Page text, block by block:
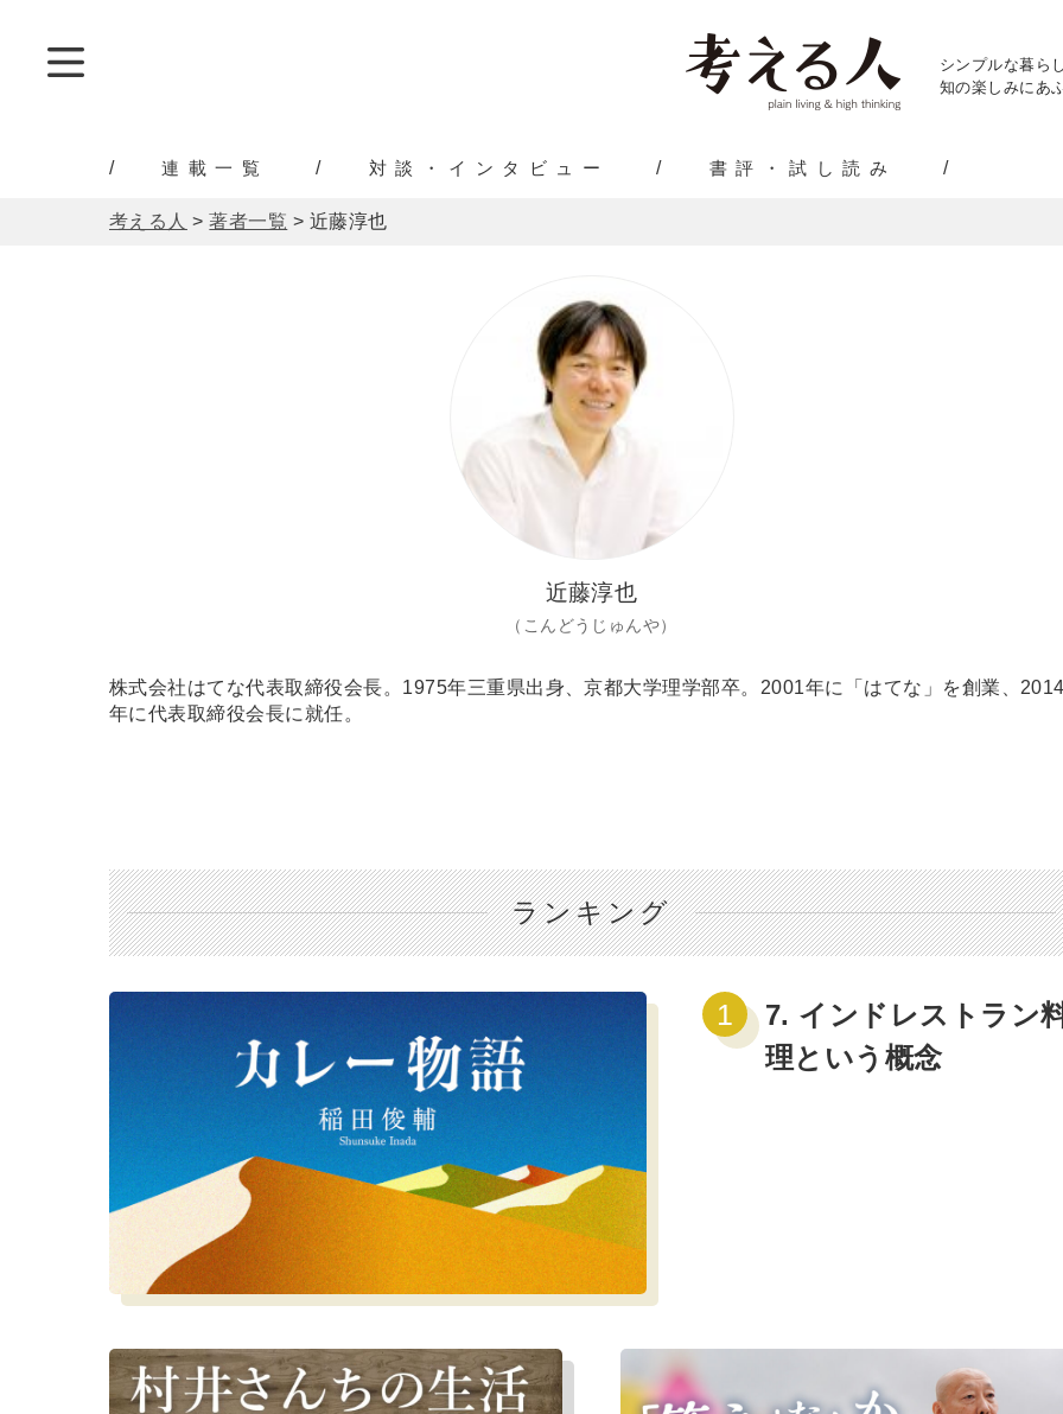
シンプルな暮ら
知の楽しみにあ
連載一覧 対談・インタビュー 書評・試し読み
考える人 >著者一覧 > 近藤淳也
近藤淳也
（こんどうじゅんや）
株式会社はてな代表取締役会長。1975年三重県出身、京都大学理学部卒。2001年に「はてな」を創業、
年に代表取締役会長に就任。
ランキング
7. インドレストラン
理という概念